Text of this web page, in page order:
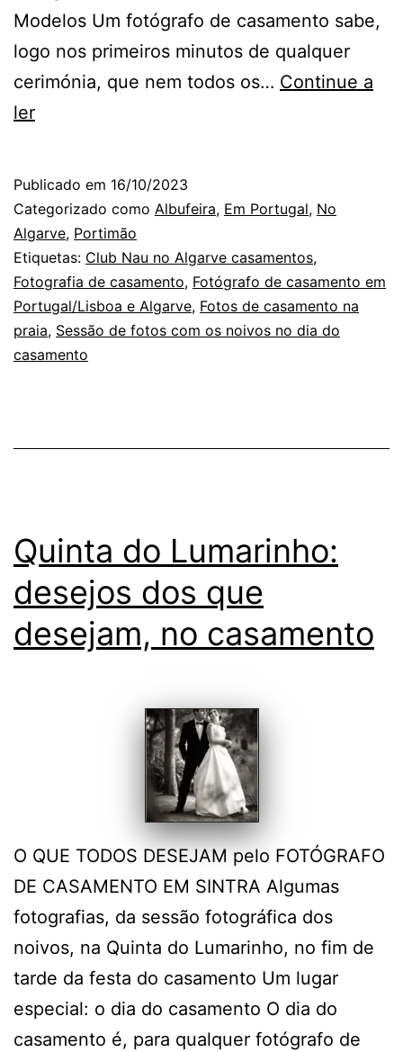
Modelos Um fotógrafo de casamento sabe,
logo nos primeiros minutos de qualquer
cerimónia, que nem todos os… Continue a
lerO
Casamento
no
Algarve
e
os
Tímidos
Lentes
Publicado em 16/10/2023
Categorizado como Albufeira, Em Portugal, No
Algarve, Portimão
Etiquetas: Club Nau no Algarve casamentos,
Fotografia de casamento, Fotógrafo de casamento em
Portugal/Lisboa e Algarve, Fotos de casamento na
praia, Sessão de fotos com os noivos no dia do
casamento
Quinta do Lumarinho:
desejos dos que
desejam, no casamento
O QUE TODOS DESEJAM pelo FOTÓGRAFO
DE CASAMENTO EM SINTRA Algumas
fotografias, da sessão fotográfica dos
noivos, na Quinta do Lumarinho, no fim de
tarde da festa do casamento Um lugar
especial: o dia do casamento O dia do
casamento é, para qualquer fotógrafo de